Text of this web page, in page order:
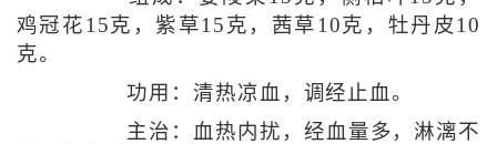
鸡冠花15克，紫草15克，茜草10克，牡丹皮10
克。
功用：清热凉血，调经止血。
主治：血热内扰，经血量多，淋漓不